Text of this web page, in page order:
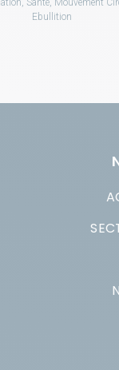
Ebullition